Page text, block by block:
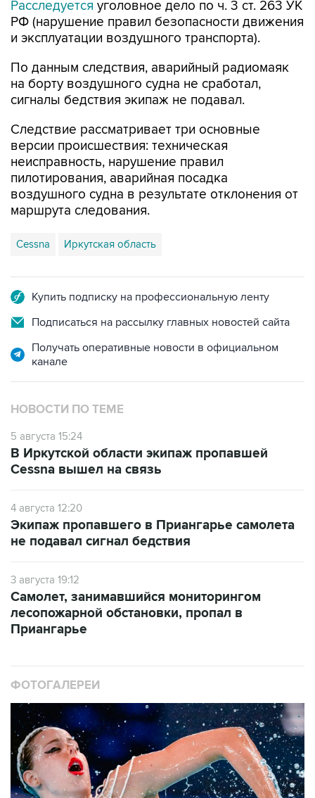
Расследуется уголовное дело по ч. 3 ст. 263 УК
РФ (нарушение правил безопасности движения
и эксплуатации воздушного транспорта).
По данным следствия, аварийный радиомаяк
на борту воздушного судна не сработал,
сигналы бедствия экипаж не подавал.
Следствие рассматривает три основные
версии происшествия: техническая
неисправность, нарушение правил
пилотирования, аварийная посадка
воздушного судна в результате отклонения от
маршрута следования.
Cessna Иркутская область
Купить подписку на профессиональную ленту
Подписаться на рассылку главных новостей сайта
Получать оперативные новости в официальном
канале
НОВОСТИ ПО ТЕМЕ
5 августа 15:24
В Иркутской области экипаж пропавшей
Cessna вышел на связь
4 августа 12:20
Экипаж пропавшего в Приангарье самолета
не подавал сигнал бедствия
3 августа 19:12
Самолет, занимавшийся мониторингом
лесопожарной обстановки, пропал в
Приангарье
ФОТОГАЛЕРЕИ